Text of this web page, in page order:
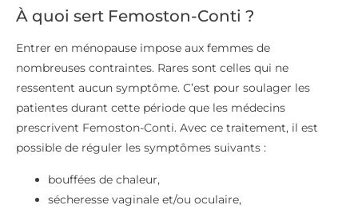
À quoi sert Femoston-Conti ?
Entrer en ménopause impose aux femmes de
nombreuses contraintes. Rares sont celles qui ne
ressentent aucun symptôme. C’est pour soulager les
patientes durant cette période que les médecins
prescrivent Femoston-Conti. Avec ce traitement, il est
possible de réguler les symptômes suivants :
bouffées de chaleur,
sécheresse vaginale et/ou oculaire,